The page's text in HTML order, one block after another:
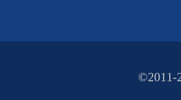
©2011-